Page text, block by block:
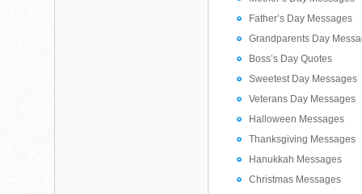
Father’s Day Messages
Grandparents Day
Boss’s Day Quotes
Sweetest Day Messages
Veterans Day Messages
Halloween Messages
Thanksgiving Messages
Hanukkah Messages
Christmas Messages